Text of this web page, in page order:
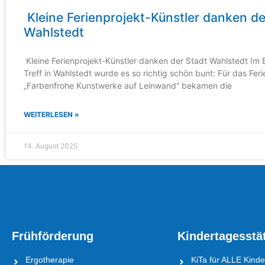
Kleine Ferienprojekt-Künstler danken
Wahlstedt
Kleine Ferienprojekt-Künstler danken der Stadt Wahlstedt Im
Treff in Wahlstedt wurde es so richtig schön bunt: Für das
„Farbenfrohe Kunstwerke auf Leinwand“ bekamen die
WEITERLESEN »
14. August 2025
Frühförderung
Ergotherapie KiTa für ALLE